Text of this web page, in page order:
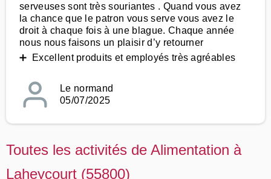
serveuses sont très souriantes . Quand vous avez
la chance que le patron vous serve vous avez le
droit à chaque fois à une blague. Chaque année
nous nous faisons un plaisir d’y retourner
➕ Excellent produits et employés très agréables
Le normand
05/07/2025
Toutes les activités de Alimentation à
Laheycourt (55800)